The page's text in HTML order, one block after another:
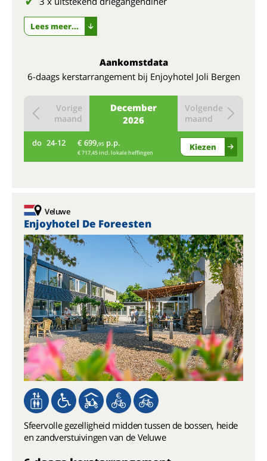
Lees meer...
Aankomstdata
6-daags kerstarrangement bij Enjoyhotel Joli Bergen
December
2026
Vorige
maand
Volgende
maand
do 24-12 € 699,95 p.p.
€ 717,45 incl. lokale heffingen
Kiezen
Veluwe
Enjoyhotel De Foreesten
Sfeervolle gezelligheid midden tussen de bossen, heide
en zandverstuivingen van de Veluwe